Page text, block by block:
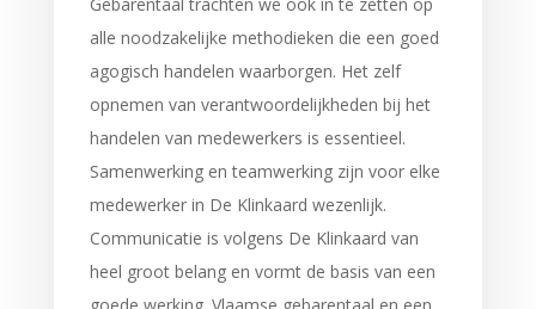
alle noodzakelijke methodieken die een goed
agogisch handelen waarborgen. Het zelf
opnemen van verantwoordelijkheden bij het
handelen van medewerkers is essentieel.
Samenwerking en teamwerking zijn voor elke
medewerker in De Klinkaard wezenlijk.
Communicatie is volgens De Klinkaard van
heel groot belang en vormt de basis van een